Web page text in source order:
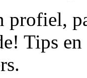
profiel,
Tips